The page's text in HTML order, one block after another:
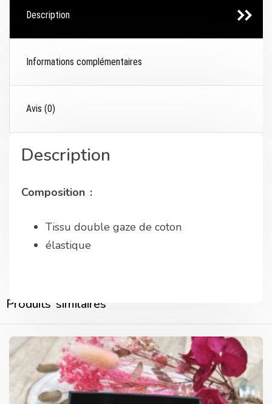
Description
Informations complémentaires
Avis (0)
Description
Composition :
Tissu double gaze de coton
élastique
Produits similaires